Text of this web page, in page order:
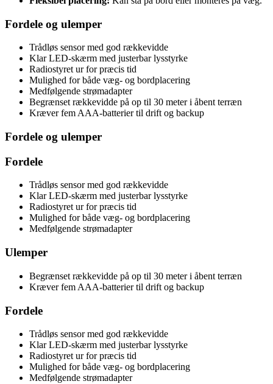
Fordele og ulemper
Trådløs sensor med god rækkevidde
Klar LED-skærm med justerbar lysstyrke
Radiostyret ur for præcis tid
Mulighed for både væg- og bordplacering
Medfølgende strømadapter
Begrænset rækkevidde på op til 30 meter i åbent terræn
Kræver fem AAA-batterier til drift og backup
Fordele og ulemper
Fordele
Trådløs sensor med god rækkevidde
Klar LED-skærm med justerbar lysstyrke
Radiostyret ur for præcis tid
Mulighed for både væg- og bordplacering
Medfølgende strømadapter
Ulemper
Begrænset rækkevidde på op til 30 meter i åbent terræn
Kræver fem AAA-batterier til drift og backup
Fordele
Trådløs sensor med god rækkevidde
Klar LED-skærm med justerbar lysstyrke
Radiostyret ur for præcis tid
Mulighed for både væg- og bordplacering
Medfølgende strømadapter